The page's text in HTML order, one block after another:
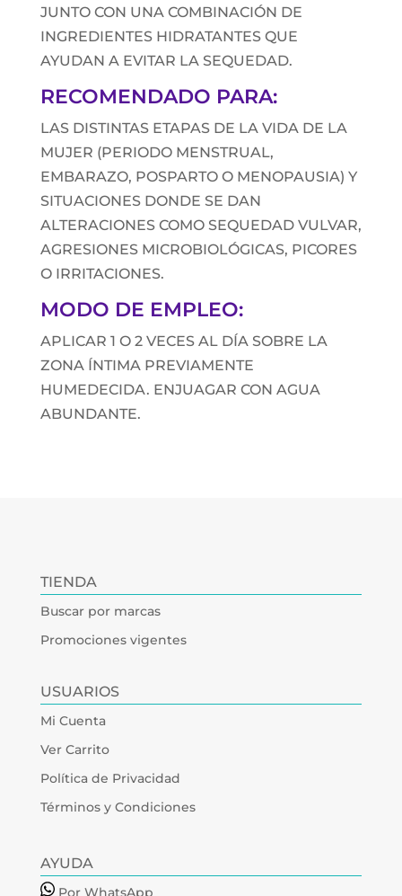
JUNTO CON UNA COMBINACIÓN DE
INGREDIENTES HIDRATANTES QUE
AYUDAN A EVITAR LA SEQUEDAD.
RECOMENDADO PARA:
LAS DISTINTAS ETAPAS DE LA VIDA DE LA
MUJER (PERIODO MENSTRUAL,
EMBARAZO, POSPARTO O MENOPAUSIA) Y
SITUACIONES DONDE SE DAN
ALTERACIONES COMO SEQUEDAD VULVAR,
AGRESIONES MICROBIOLÓGICAS, PICORES
O IRRITACIONES.
MODO DE EMPLEO:
APLICAR 1 O 2 VECES AL DÍA SOBRE LA
ZONA ÍNTIMA PREVIAMENTE
HUMEDECIDA. ENJUAGAR CON AGUA
ABUNDANTE.
TIENDA
Buscar por marcas
Promociones vigentes
USUARIOS
Mi Cuenta
Ver Carrito
Política de Privacidad
Términos y Condiciones
AYUDA